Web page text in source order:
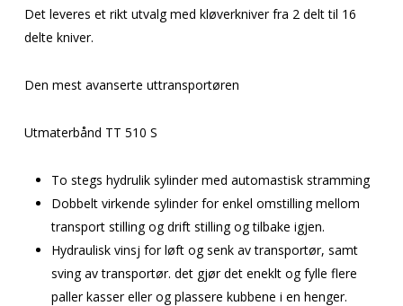
Det leveres et rikt utvalg med kløverkniver fra 2 delt til 16
delte kniver.
Den mest avanserte uttransportøren
Utmaterbånd TT 510 S
To stegs hydrulik sylinder med automastisk stramming
Dobbelt virkende sylinder for enkel omstilling mellom
transport stilling og drift stilling og tilbake igjen.
Hydraulisk vinsj for løft og senk av transportør, samt
sving av transportør. det gjør det eneklt og fylle flere
paller kasser eller og plassere kubbene i en henger.